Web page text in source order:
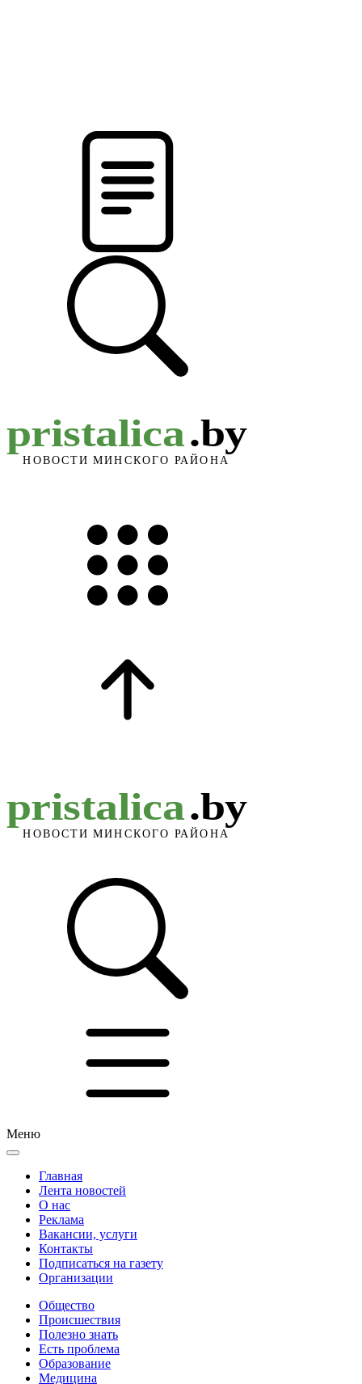
Меню
Главная
Лента новостей
О нас
Реклама
Вакансии, услуги
Контакты
Подписаться на газету
Организации
Общество
Происшествия
Полезно знать
Есть проблема
Образование
Медицина